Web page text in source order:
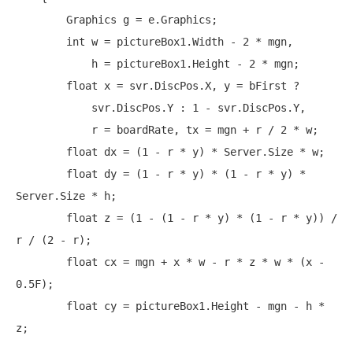
int w = pictureBox1.Width - 2 * mgn,
float x = svr.DiscPos.X, y = bFirst ?
float dx = (1 - r * y) * Server.Size * w;
float dy = (1 - r * y) * (1 - r * y) *
Server.Size * h;
float z = (1 - (1 - r * y) * (1 - r * y)) /
r / (2 - r);
float cx = mgn + x * w - r * z * w * (x -
0.5F);
float cy = pictureBox1.Height - mgn - h *
z;